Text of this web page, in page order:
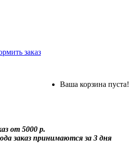
заказ
Ваша корзина пуста!
от 5000 р.
заказ принимаются за 3 дня